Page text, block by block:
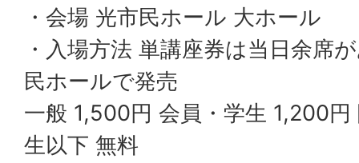
・会場 光市民ホール 大ホール
・入場方法 単講座券は当日余席
民ホールで発売
一般 1,500円 会員・学生 1,200
生以下 無料